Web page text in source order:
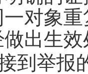
一对象
做出生
到举报